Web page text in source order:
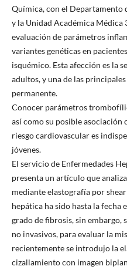
Química, con el Departamento
y la Unidad Académica Médica
evaluación de parámetros
variantes genéticas en
isquémico. Esta afección es la
adultos, y una de las
permanente.
Conocer parámetros
así como su posible asociación
riesgo cardiovascular es
jóvenes.
El servicio de Enfermedades
presenta un artículo que
mediante elastografía por
hepática ha sido hasta la fecha
grado de fibrosis, sin embargo,
no invasivos, para evaluar la
recientemente se introdujo la
cizallamiento con imagen